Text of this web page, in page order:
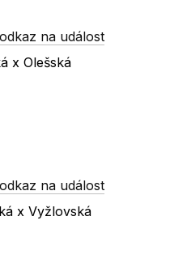
odkaz na událost
x Olešská
odkaz na událost
x Vyžlovská